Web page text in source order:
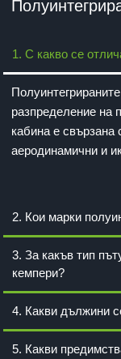
1. С какво се
разпределение на
кабина е свързана
аеродинамични и
2. Кои марки
3. За какъв тип
кемпери?
4. Какви дължини
5. Какви